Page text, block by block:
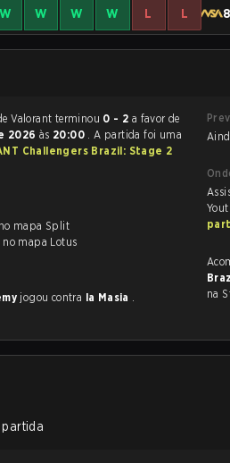
W W W W L L 8
A partida de Valorant terminou 0 - 2 a favor de
2026 às 20:00 . A partida foi uma
Challengers Brazil: Stage 2
no mapa Split
no mapa Lotus
jogou contra la Masia .
na